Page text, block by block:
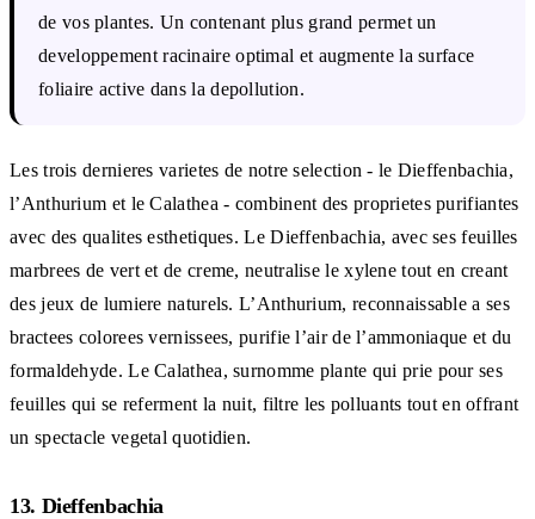
de vos plantes. Un contenant plus grand permet un
developpement racinaire optimal et augmente la surface
foliaire active dans la depollution.
Les trois dernieres varietes de notre selection - le Dieffenbachia,
l’Anthurium et le Calathea - combinent des proprietes purifiantes
avec des qualites esthetiques. Le Dieffenbachia, avec ses feuilles
marbrees de vert et de creme, neutralise le xylene tout en creant
des jeux de lumiere naturels. L’Anthurium, reconnaissable a ses
bractees colorees vernissees, purifie l’air de l’ammoniaque et du
formaldehyde. Le Calathea, surnomme plante qui prie pour ses
feuilles qui se referment la nuit, filtre les polluants tout en offrant
un spectacle vegetal quotidien.
13. Dieffenbachia